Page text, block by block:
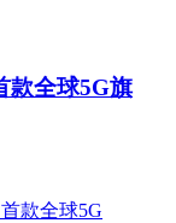
款全球5G旗